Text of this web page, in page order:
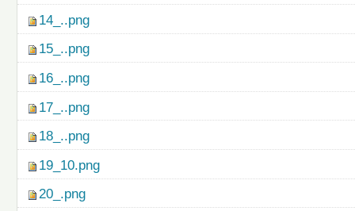
14_..png
15_..png
16_..png
17_..png
18_..png
19_10.png
20_.png